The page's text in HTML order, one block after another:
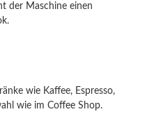
der Maschine einen
wie Kaffee, Espresso,
wie im Coffee Shop.